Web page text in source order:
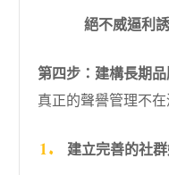
絕不威逼利
第四步：建構長期
真正的聲譽管理不
建立完善的社